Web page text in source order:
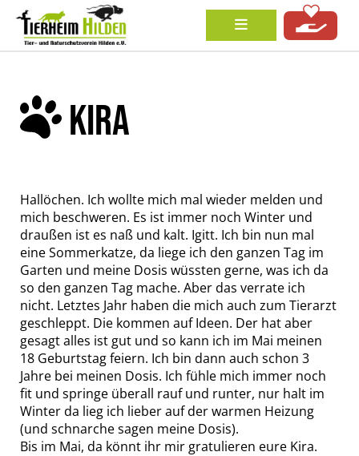
KIRA
Hallöchen. Ich wollte mich mal wieder melden und
mich beschweren. Es ist immer noch Winter und
draußen ist es naß und kalt. Igitt. Ich bin nun mal
eine Sommerkatze, da liege ich den ganzen Tag im
Garten und meine Dosis wüssten gerne, was ich da
so den ganzen Tag mache. Aber das verrate ich
nicht. Letztes Jahr haben die mich auch zum Tierarzt
geschleppt. Die kommen auf Ideen. Der hat aber
gesagt alles ist gut und so kann ich im Mai meinen
18 Geburtstag feiern. Ich bin dann auch schon 3
Jahre bei meinen Dosis. Ich fühle mich immer noch
fit und springe überall rauf und runter, nur halt im
Winter da lieg ich lieber auf der warmen Heizung
(und schnarche sagen meine Dosis).
Bis im Mai, da könnt ihr mir gratulieren eure Kira.